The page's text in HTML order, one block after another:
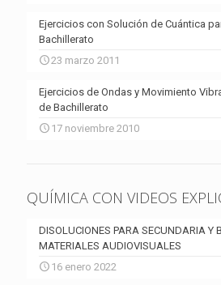
Ejercicios con Solución de Cuántica
Bachillerato
23 marzo 2011
Ejercicios de Ondas y Movimiento
de Bachillerato
17 noviembre 2010
QUÍMICA CON VIDEOS
DISOLUCIONES PARA SECUNDARIA Y
MATERIALES AUDIOVISUALES
16 enero 2022